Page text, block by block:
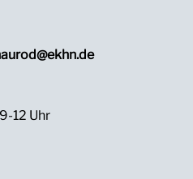
12 Uhr